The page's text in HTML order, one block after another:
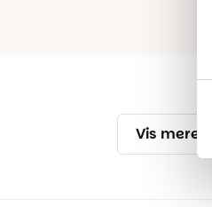
Vis mere